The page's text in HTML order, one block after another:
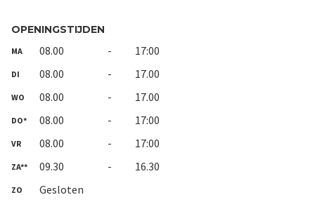
OPENINGSTIJDEN
MA 08.00 - 17:00
DI 08.00 - 17.00
WO 08.00 - 17.00
DO* 08.00 - 17:00
VR 08.00 - 17:00
ZA** 09.30 - 16.30
ZO Gesloten